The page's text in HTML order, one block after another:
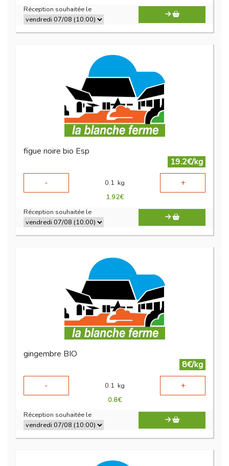
Réception souhaitée le
figue noire bio Esp
19.2€/kg
-
0.1 kg +
1.92€
Réception souhaitée le
gingembre BIO
8€/kg
-
0.1 kg +
0.8€
Réception souhaitée le